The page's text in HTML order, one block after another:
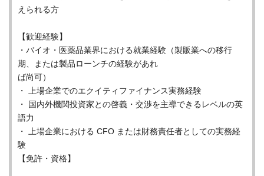
えられる方
【歓迎経験】
・バイオ・医薬品業界における就業経験（製販業への移行
期、または製品ローンチの経験があれ
ば尚可）
・ 上場企業でのエクイティファイナンス実務経験
・ 国内外機関投資家との啓義・交渉を主導できるレベルの英
語力
・ 上場企業における CFO または財務責任者としての実務経
験
【免許・資格】